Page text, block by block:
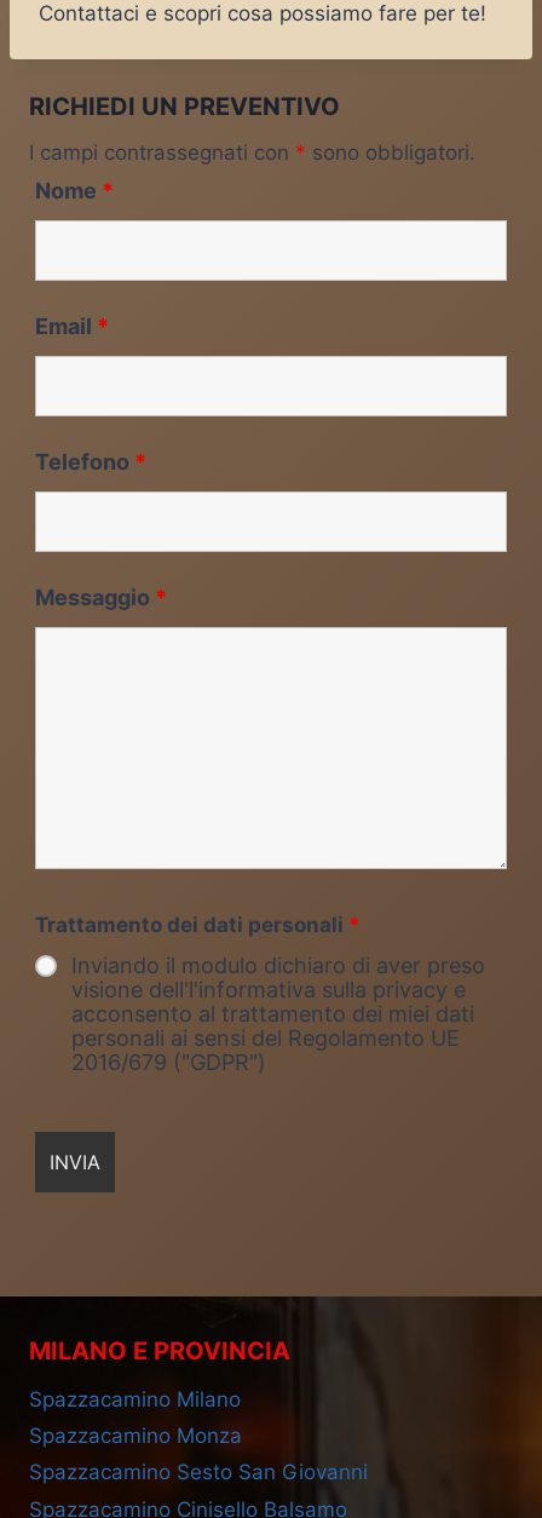
Contattaci e scopri cosa possiamo fare per te!
RICHIEDI UN PREVENTIVO
I campi contrassegnati con * sono obbligatori.
Nome *
Email *
Telefono *
Messaggio *
Trattamento dei dati personali *
Inviando il modulo dichiaro di aver preso
visione dell'l'informativa sulla privacy e
acconsento al trattamento dei miei dati
personali ai sensi del Regolamento UE
2016/679 ("GDPR")
MILANO E PROVINCIA
Spazzacamino Milano
Spazzacamino Monza
Spazzacamino Sesto San Giovanni
Spazzacamino Cinisello Balsamo